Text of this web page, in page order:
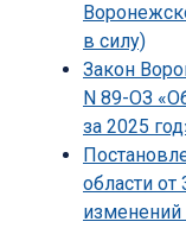
в силу)
Закон
N 89-ОЗ
за 2025
области
изменений